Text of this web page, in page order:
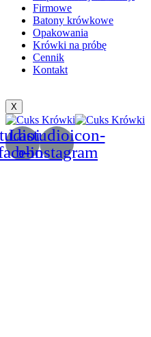
Firmowe
Batony krówkowe
Opakowania
Krówki na próbę
Cennik
Kontakt
X
Lastudioicon-
b-instagram